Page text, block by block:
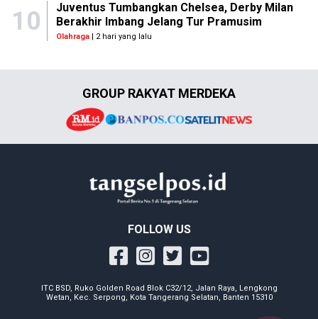
10
Juventus Tumbangkan Chelsea, Derby Milan
Berakhir Imbang Jelang Tur Pramusim
Olahraga| 2 hari yang lalu
GROUP RAKYAT MERDEKA
FOLLOW US
ITC BSD, Ruko Golden Road Blok C32/12, Jalan Raya, Lengkong
Wetan, Kec. Serpong, Kota Tangerang Selatan, Banten 15310